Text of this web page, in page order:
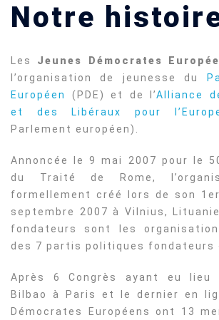
Notre
Les Jeunes Démocrates
l’organisation de jeunesse du
Européen
(PDE) et de l’Alliance
et des Libéraux pour
Parlement européen).
Annoncée le 9 mai 2007 pour le
du Traité de Rome,
formellement créé lors de son
septembre 2007 à Vilnius,
fondateurs sont les
des 7 partis politiques fondateurs
Après 6 Congrès ayant eu lieu
Bilbao à Paris et le dernier en
Démocrates Européens ont 13